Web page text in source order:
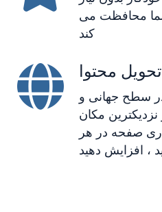
محافظت می
کند
سطح جهانی و
نزدیکترین مکان
صفحه در هر
، افزایش دهید